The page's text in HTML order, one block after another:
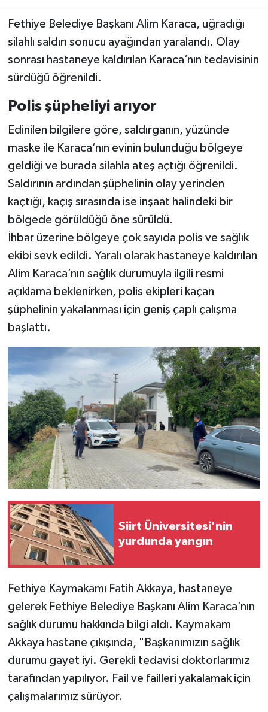
Fethiye Belediye Başkanı Alim Karaca, uğradığı
silahlı saldırı sonucu ayağından yaralandı. Olay
sonrası hastaneye kaldırılan Karaca’nın tedavisinin
sürdüğü öğrenildi.
Polis şüpheliyi arıyor
Edinilen bilgilere göre, saldırganın, yüzünde
maske ile Karaca’nın evinin bulunduğu bölgeye
geldiği ve burada silahla ateş açtığı öğrenildi.
Saldırının ardından şüphelinin olay yerinden
kaçtığı, kaçış sırasında ise inşaat halindeki bir
bölgede görüldüğü öne sürüldü.
İhbar üzerine bölgeye çok sayıda polis ve sağlık
ekibi sevk edildi. Yaralı olarak hastaneye kaldırılan
Alim Karaca’nın sağlık durumuyla ilgili resmi
açıklama beklenirken, polis ekipleri kaçan
şüphelinin yakalanması için geniş çaplı çalışma
başlattı.
Siirt Üniversitesi'nin
yurdunda yangın
Fethiye Kaymakamı Fatih Akkaya, hastaneye
gelerek Fethiye Belediye Başkanı Alim Karaca’nın
sağlık durumu hakkında bilgi aldı. Kaymakam
Akkaya hastane çıkışında, "Başkanımızın sağlık
durumu gayet iyi. Gerekli tedavisi doktorlarımız
tarafından yapılıyor. Fail ve failleri yakalamak için
çalışmalarımız sürüyor.